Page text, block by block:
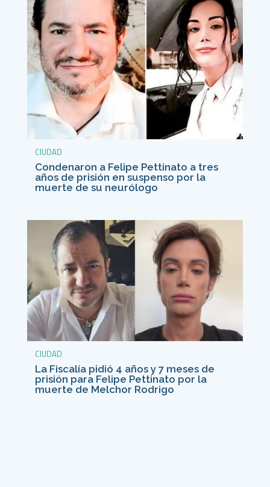
CIUDAD
Condenaron a Felipe Pettinato a tres
años de prisión en suspenso por la
muerte de su neurólogo
CIUDAD
La Fiscalía pidió 4 años y 7 meses de
prisión para Felipe Pettinato por la
muerte de Melchor Rodrigo